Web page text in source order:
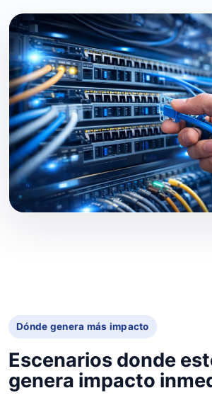
Dónde genera más impacto
Escenarios donde
genera impacto